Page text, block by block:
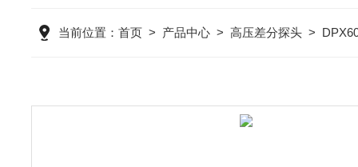
当前位置： 首页 > 产品中心 > 高压差分探头 >